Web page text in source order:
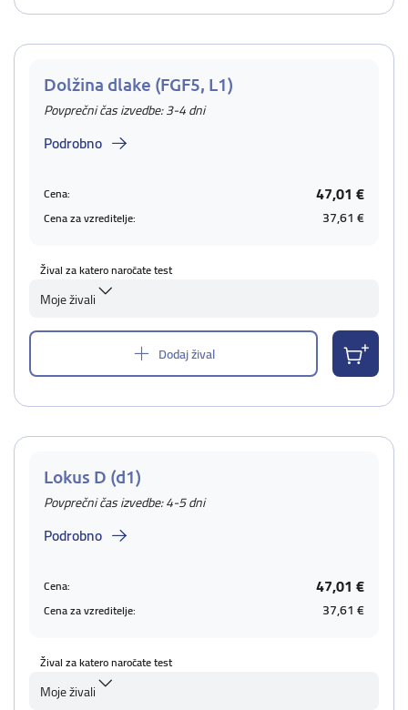
Dolžina dlake (FGF5, L1)
Povprečni čas izvedbe: 3-4 dni
Podrobno
Cena: 47,01 €
Cena za vzreditelje: 37,61 €
Žival za katero naročate test
Moje živali
Dodaj žival
Lokus D (d1)
Povprečni čas izvedbe: 4-5 dni
Podrobno
Cena: 47,01 €
Cena za vzreditelje: 37,61 €
Žival za katero naročate test
Moje živali